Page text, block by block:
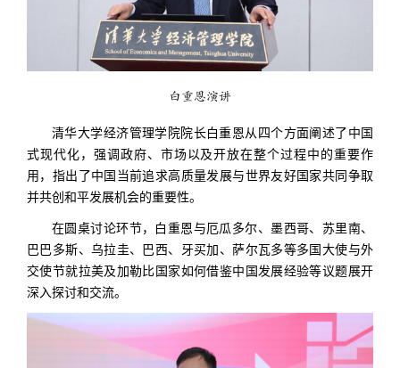
白重恩演讲
清华大学经济管理学院院长白重恩从四个方面阐述了中国
式现代化，强调政府、市场以及开放在整个过程中的重要作
用，指出了中国当前追求高质量发展与世界友好国家共同争取
并共创和平发展机会的重要性。
在圆桌讨论环节，白重恩与厄瓜多尔、墨西哥、苏里南、
巴巴多斯、乌拉圭、巴西、牙买加、萨尔瓦多等多国大使与外
交使节就拉美及加勒比国家如何借鉴中国发展经验等议题展开
深入探讨和交流。